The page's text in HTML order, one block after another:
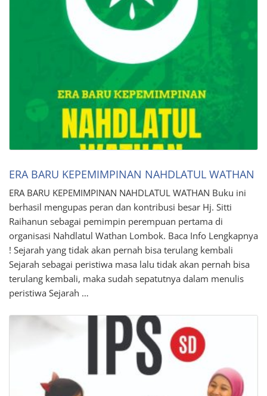
ERA BARU KEPEMIMPINAN NAHDLATUL WATHAN
ERA BARU KEPEMIMPINAN NAHDLATUL WATHAN Buku ini
berhasil mengupas peran dan kontribusi besar Hj. Sitti
Raihanun sebagai pemimpin perempuan pertama di
organisasi Nahdlatul Wathan Lombok. Baca Info Lengkapnya
! Sejarah yang tidak akan pernah bisa terulang kembali
Sejarah sebagai peristiwa masa lalu tidak akan pernah bisa
terulang kembali, maka sudah sepatutnya dalam menulis
peristiwa Sejarah …